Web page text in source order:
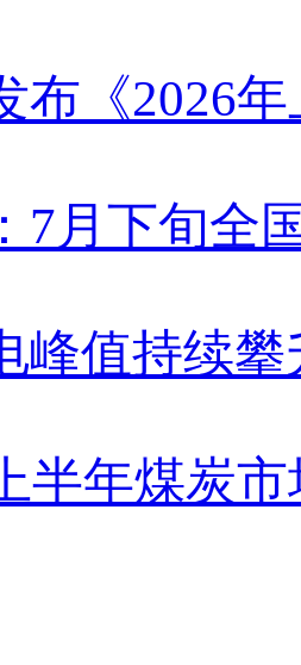
布《2026
7月下旬全
峰值持续
半年煤炭